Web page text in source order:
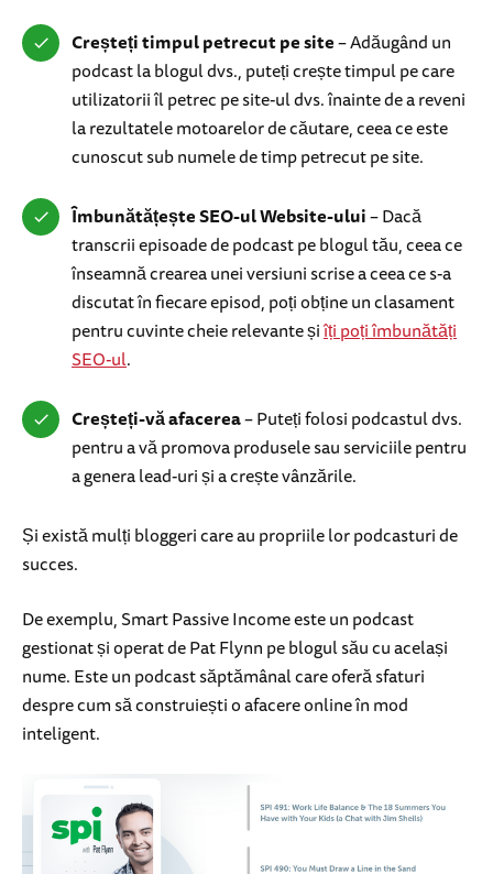
Creșteți timpul petrecut pe site– Adăugând un
podcast la blogul dvs., puteți crește timpul pe care
utilizatorii îl petrec pe site-ul dvs. înainte de a reveni
la rezultatele motoarelor de căutare, ceea ce este
cunoscut sub numele de timp petrecut pe site.
Îmbunătățește SEO-ul Website-ului– Dacă
transcrii episoade de podcast pe blogul tău, ceea ce
înseamnă crearea unei versiuni scrise a ceea ce s-a
discutat în fiecare episod, poți obține un clasament
pentru cuvinte cheie relevante șiîți poți îmbunătăți
SEO-ul.
Creșteți-vă afacerea– Puteți folosi podcastul dvs.
pentru a vă promova produsele sau serviciile pentru
a genera lead-uri și a crește vânzările.
Și există mulți bloggeri care au propriile lor podcasturi de
succes.
De exemplu, Smart Passive Income este un podcast
gestionat și operat de Pat Flynn pe blogul său cu același
nume. Este un podcast săptămânal care oferă sfaturi
despre cum să construiești o afacere online în mod
inteligent.